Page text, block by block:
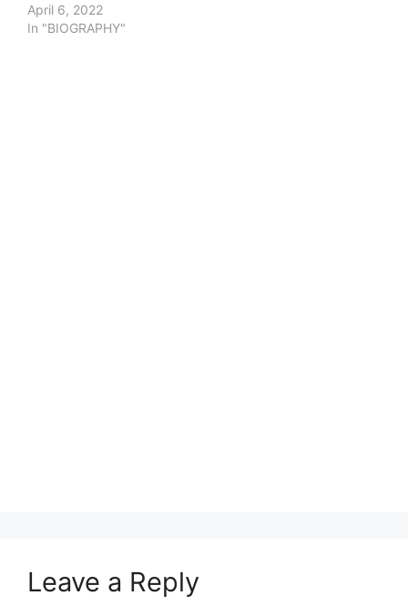
April 6, 2022
In "BIOGRAPHY"
Leave a Reply